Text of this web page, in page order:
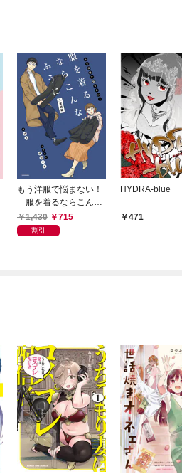
もう洋服で悩まない！
服を着るならこんな
ふうに 実践編
1,430 715
割引
HYDRA-blue
471